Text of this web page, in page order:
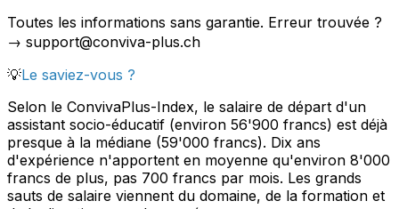
Toutes les informations sans garantie. Erreur trouvée ?
→ support@conviva-plus.ch
💡Le saviez-vous ?
Selon le ConvivaPlus-Index, le salaire de départ d'un
assistant socio-éducatif (environ 56'900 francs) est déjà
presque à la médiane (59'000 francs). Dix ans
d'expérience n'apportent en moyenne qu'environ 8'000
francs de plus, pas 700 francs par mois. Les grands
sauts de salaire viennent du domaine, de la formation et